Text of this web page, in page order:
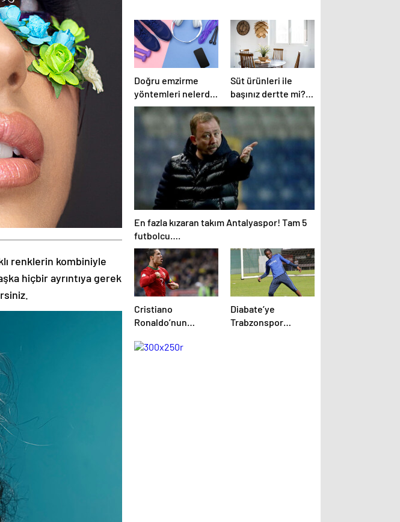
renklerin kombiniyle
hiçbir ayrıntıya gerek
Doğru emzirme
yöntemleri nelerdir,
sütün yettiği nasıl
anlaşılır?
Süt ürünleri ile
başınız dertte mi?
Laktoz
İntoleransına sahip
olabilirsiniz!
En fazla kızaran takım Antalyaspor! Tam 5
futbolcu….
Cristiano
Ronaldo’nun
kariyerinin
Diabate’ye
Trabzonspor